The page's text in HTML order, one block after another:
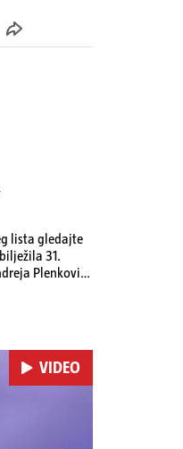
lista gledajte
31.
Plenkovića
elektrani
VIDEO